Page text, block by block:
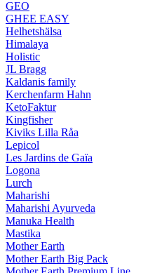
GEO
GHEE EASY
Helhetshälsa
Himalaya
Holistic
JL Bragg
Kaldanis family
Kerchenfarm Hahn
KetoFaktur
Kingfisher
Kiviks Lilla Råa
Lepicol
Les Jardins de Gaïa
Logona
Lurch
Maharishi
Maharishi Ayurveda
Manuka Health
Mastika
Mother Earth
Mother Earth Big Pack